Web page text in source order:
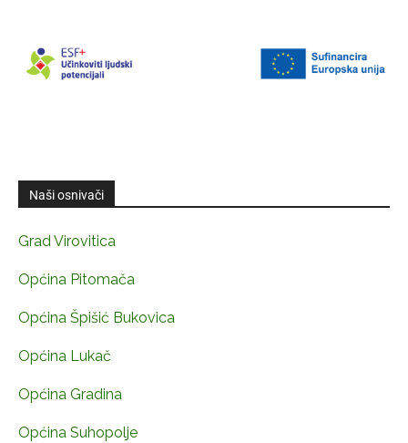
Naši osnivači
Grad Virovitica
Općina Pitomača
Općina Špišić Bukovica
Općina Lukač
Općina Gradina
Općina Suhopolje